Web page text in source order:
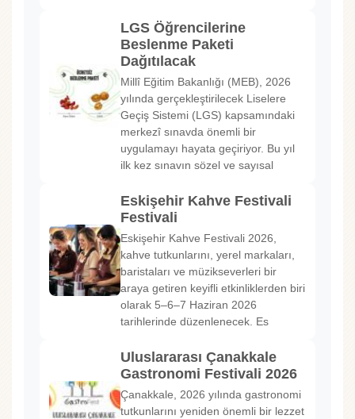
LGS Öğrencilerine
Beslenme Paketi
Dağıtılacak
Millî Eğitim Bakanlığı (MEB), 2026
yılında gerçekleştirilecek Liselere
Geçiş Sistemi (LGS) kapsamındaki
merkezî sınavda önemli bir
uygulamayı hayata geçiriyor. Bu yıl
ilk kez sınavın sözel ve sayısal
Eskişehir Kahve Festivali
Festivali
Eskişehir Kahve Festivali 2026,
kahve tutkunlarını, yerel markaları,
baristaları ve müzikseverleri bir
araya getiren keyifli etkinliklerden biri
olarak 5–6–7 Haziran 2026
tarihlerinde düzenlenecek. Es
Uluslararası Çanakkale
Gastronomi Festivali 2026
Çanakkale, 2026 yılında gastronomi
tutkunlarını yeniden önemli bir lezzet